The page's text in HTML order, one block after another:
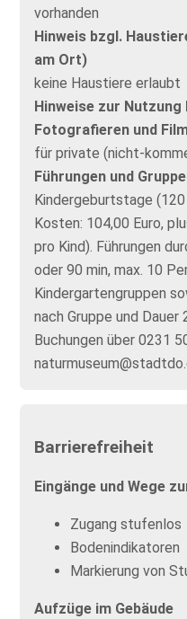
vorhanden
Hinweis bzgl.
am Ort)
keine Haustiere erlaubt
Hinweise zur
Fotografieren und
für private (nicht-
Führungen und
Kindergeburtstage
Kosten: 104,00 Euro,
pro Kind). Führungen
oder 90 min, max. 10
Kindergartengruppen
nach Gruppe und Dauer
Buchungen über 0231
Barrierefreiheit
Eingänge und Wege
Zugang stufenlos
Bodenindikatoren
Markierung von
Aufzüge im Gebäude